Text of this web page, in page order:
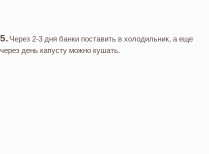
Через 2-3 дня банки поставить в холодильник, а еще
через день капусту можно кушать.